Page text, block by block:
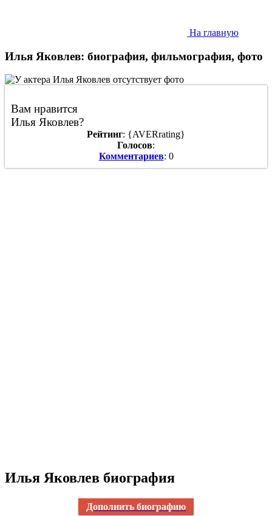
На главную
Илья Яковлев: биография, фильмография, фото
Вам нравится
Илья Яковлев?
Рейтинг: {AVERrating}
Голосов:
Комментариев: 0
Илья Яковлев биография
Дополнить биографию